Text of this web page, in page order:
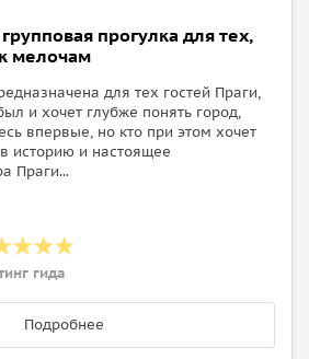
прогулка для тех,
мелочам
для тех гостей Праги,
и хочет глубже понять город,
впервые, но кто при этом хочет
историю и настоящее
Праги...
гида
Подробнее